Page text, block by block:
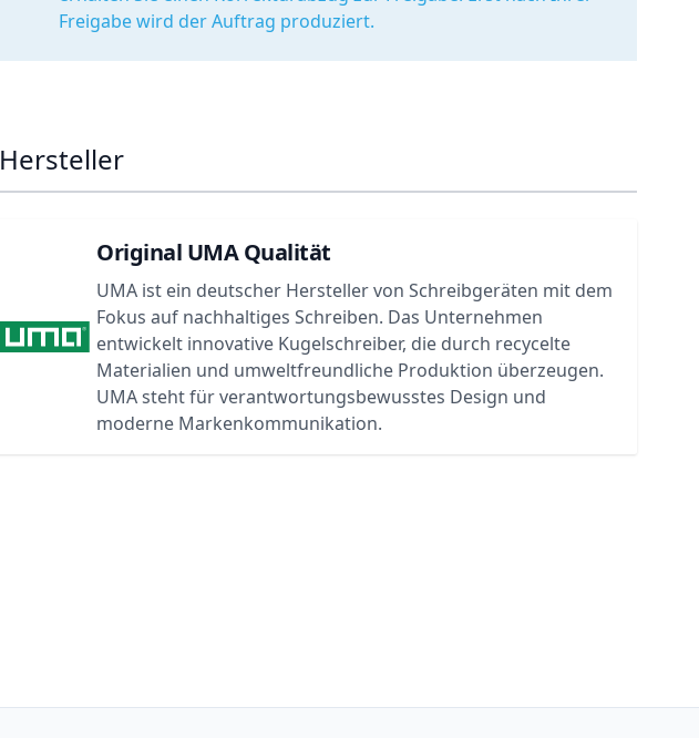
Freigabe wird der Auftrag produziert.
Hersteller
Original UMA Qualität
UMA ist ein deutscher Hersteller von Schreibgeräten mit dem
Fokus auf nachhaltiges Schreiben. Das Unternehmen
entwickelt innovative Kugelschreiber, die durch recycelte
Materialien und umweltfreundliche Produktion überzeugen.
UMA steht für verantwortungsbewusstes Design und
moderne Markenkommunikation.